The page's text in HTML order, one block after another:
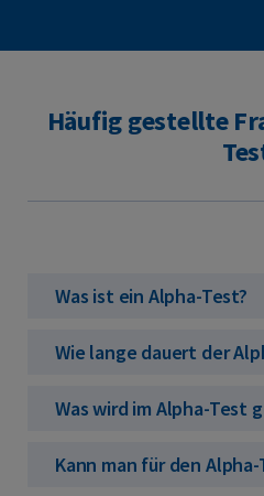
Häufig gestellte
Was ist ein Alpha-Test?
Wie lange dauert der
Was wird im Alpha-Test
Kann man für den